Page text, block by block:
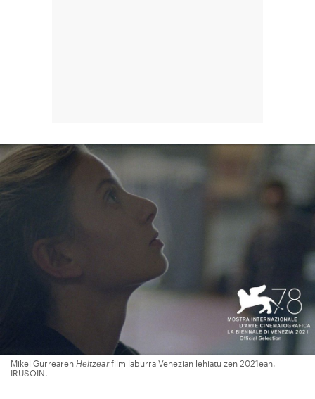
Mikel Gurrearen Heltzearfilm laburra Venezian lehiatu zen 2021ean.
IRUSOIN.